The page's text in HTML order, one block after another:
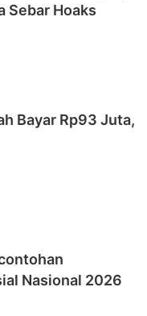
Sebar Hoaks
Bayar Rp93 Juta,
Nasional 2026